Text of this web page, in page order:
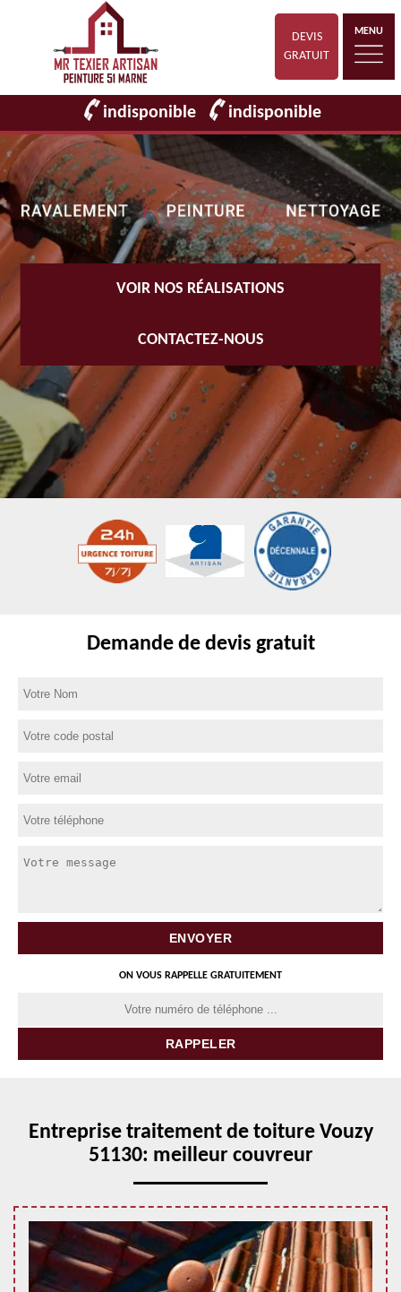
DEVIS
GRATUIT
MENU
indisponible indisponible
VOIR NOS RÉALISATIONS
CONTACTEZ-NOUS
Demande de devis gratuit
ON VOUS RAPPELLE GRATUITEMENT
Entreprise traitement de toiture Vouzy
51130: meilleur couvreur